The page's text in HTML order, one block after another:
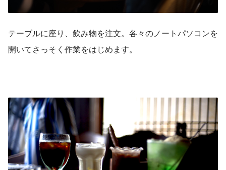
テーブルに座り、飲み物を注文。各々のノートパソコンを
開いてさっそく作業をはじめます。